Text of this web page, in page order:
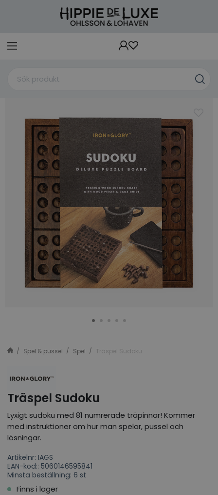
Spel & pussel Spel Träspel Sudoku
Träspel Sudoku
Lyxigt sudoku med 81 numrerade träpinnar! Kommer
med instruktioner om hur man spelar, pussel och
lösningar.
Artikelnr: IAGS
EAN-kod:: 5060146595841
Minsta beställning: 6 st
Finns i lager